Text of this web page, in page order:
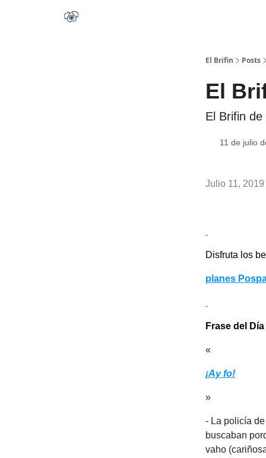
El Brifin Posts
El
El Brifin
11 de julio
Julio 11, 2019
Disfruta los
planes
Frase del Día
«
¡Ay fo!
»
- La policía
buscaban
vaho